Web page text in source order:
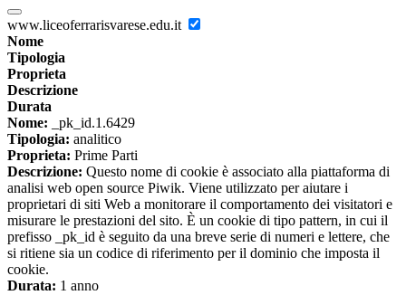
www.liceoferrarisvarese.edu.it
Nome
Tipologia
Proprieta
Descrizione
Durata
Nome: _pk_id.1.6429
Tipologia: analitico
Proprieta: Prime Parti
Descrizione: Questo nome di cookie è associato alla piattaforma di
analisi web open source Piwik. Viene utilizzato per aiutare i
proprietari di siti Web a monitorare il comportamento dei visitatori e
misurare le prestazioni del sito. È un cookie di tipo pattern, in cui il
prefisso _pk_id è seguito da una breve serie di numeri e lettere, che
si ritiene sia un codice di riferimento per il dominio che imposta il
cookie.
Durata: 1 anno